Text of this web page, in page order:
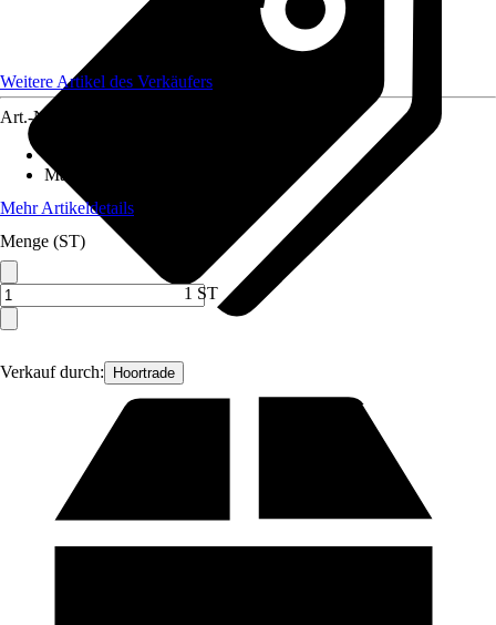
Verkauf durch: Hoortrade
Weitere Artikel des Verkäufers
Art.-Nr.
Material
Mehr Artikeldetails
Menge (ST)
1 ST